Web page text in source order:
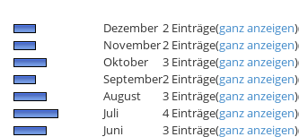
Dezember 2 Einträge(ganz anzeigen)
November2 Einträge(ganz anzeigen)
Oktober
3 Einträge(ganz anzeigen)
September2 Einträge(ganz anzeigen)
August
3 Einträge(ganz anzeigen)
Juli
4 Einträge(ganz anzeigen)
Juni
3 Einträge(ganz anzeigen)